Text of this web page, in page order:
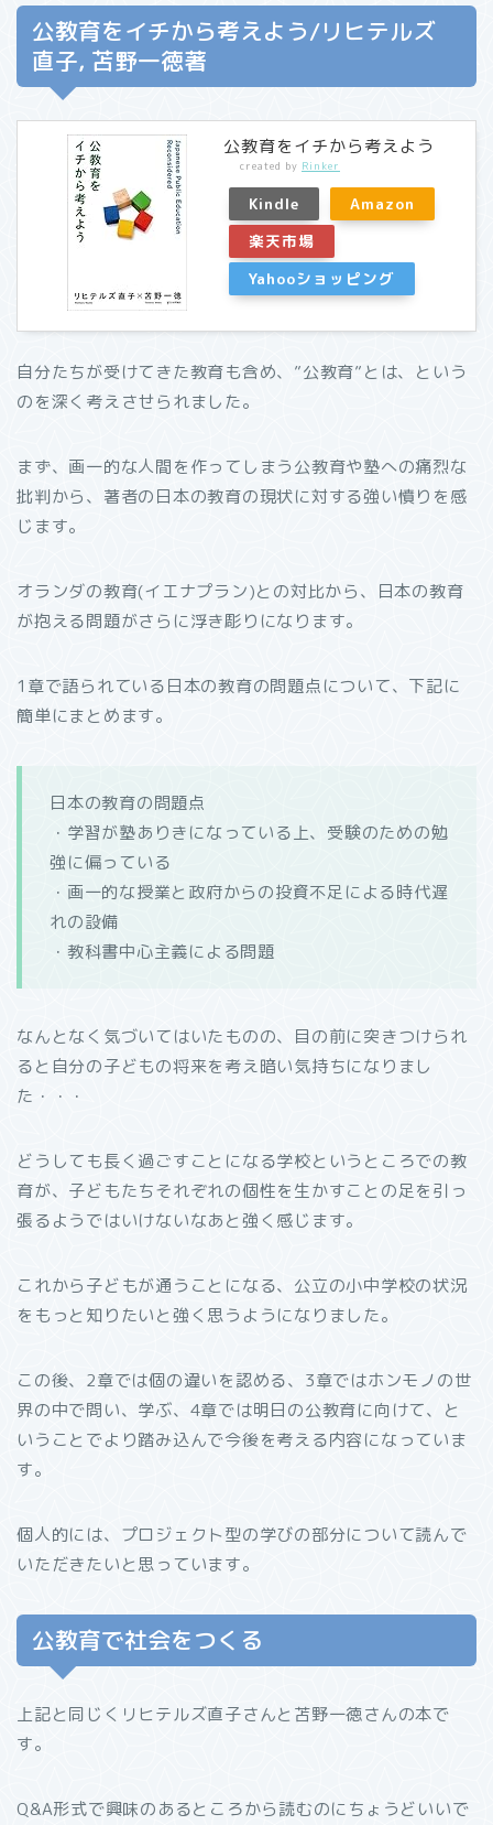
公教育をイチから考えよう/リヒテルズ
直子, 苫野一徳著
公教育をイチから考えよう
created by Rinker
Kindle
Amazon
楽天市場
Yahooショッピング
自分たちが受けてきた教育も含め、”公教育”とは、という
のを深く考えさせられました。
まず、画一的な人間を作ってしまう公教育や塾への痛烈な
批判から、著者の日本の教育の現状に対する強い憤りを感
じます。
オランダの教育(イエナプラン)との対比から、日本の教育
が抱える問題がさらに浮き彫りになります。
1章で語られている日本の教育の問題点について、下記に
簡単にまとめます。
日本の教育の問題点
・学習が塾ありきになっている上、受験のための勉
強に偏っている
・画一的な授業と政府からの投資不足による時代遅
れの設備
・教科書中心主義による問題
なんとなく気づいてはいたものの、目の前に突きつけられ
ると自分の子どもの将来を考え暗い気持ちになりまし
た・・・
どうしても長く過ごすことになる学校というところでの教
育が、子どもたちそれぞれの個性を生かすことの足を引っ
張るようではいけないなあと強く感じます。
これから子どもが通うことになる、公立の小中学校の状況
をもっと知りたいと強く思うようになりました。
この後、2章では個の違いを認める、3章ではホンモノの世
界の中で問い、学ぶ、4章では明日の公教育に向けて、と
いうことでより踏み込んで今後を考える内容になっていま
す。
個人的には、プロジェクト型の学びの部分について読んで
いただきたいと思っています。
公教育で社会をつくる
上記と同じくリヒテルズ直子さんと苫野一徳さんの本で
す。
Q&A形式で興味のあるところから読むのにちょうどいいで